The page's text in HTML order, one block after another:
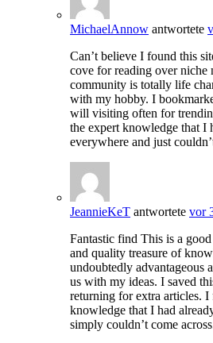
MichaelAnnow antwortete
Can’t believe I found this
cove for reading over niche
community is totally life
with my hobby. I
will visiting often for
the expert knowledge that I
everywhere and just
JeannieKeT antwortete vor
Fantastic find This is a
and quality treasure of
undoubtedly advantageous
us with my ideas. I saved
returning for extra articles. I
knowledge that I had
simply couldn’t come